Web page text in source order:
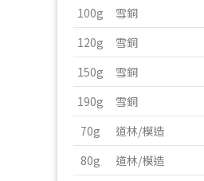
100g
雪銅
120g
雪銅
150g
雪銅
190g
雪銅
70g
道林/模造
80g
道林/模造